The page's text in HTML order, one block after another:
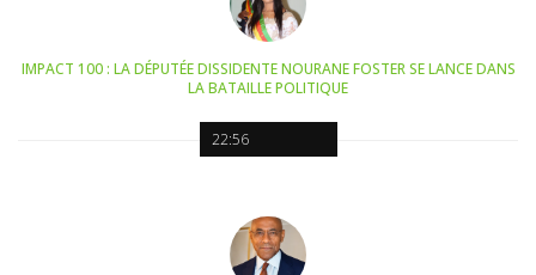
22:56
IMPACT 100 : LA DÉPUTÉE DISSIDENTE NOURANE FOSTER SE LANCE DANS
LA BATAILLE POLITIQUE